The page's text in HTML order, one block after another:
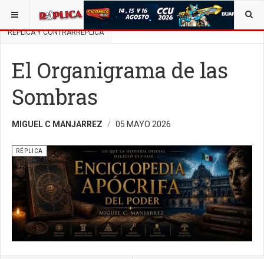
ESTÁ AQUÍ: BUSCAR UN ARTÍCULO EN POLÍTICA
RÉPLICA Y CONTRARRÉPLICA
El Organigrama de las
Sombras
MIGUEL C MANJARREZ 05 MAYO 2026
RÉPLICA